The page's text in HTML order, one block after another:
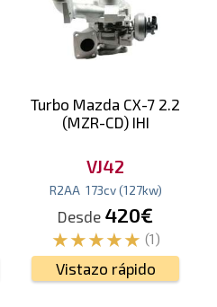
Turbo Mazda CX-7 2.2
(MZR-CD) IHI
VJ42
R2AA 173cv (127kw)
Desde 420€
(1)
Vistazo rápido